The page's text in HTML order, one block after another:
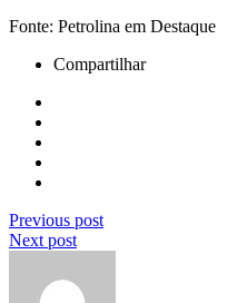
Fonte: Petrolina em Destaque
Compartilhar
Previous post
Next post